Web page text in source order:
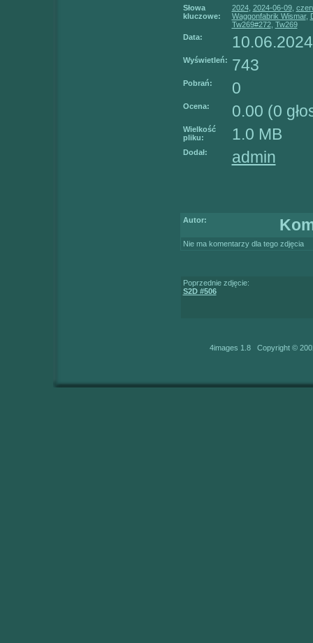
Słowa
kluczowe:
2024, 2024-06-09,
Waggonfabrik Wismar,
Tw269#272, Tw269
Data:
Wyświetleń: 743
Pobrań: 0
Ocena: 0.00 (0
Wielkość
pliku:
1.0 MB
Dodał: admin
Autor:
Nie ma komentarzy dla tego zdjęcia
Poprzednie zdjęcie:
S2D #506
4images 1.8 Copyright ©